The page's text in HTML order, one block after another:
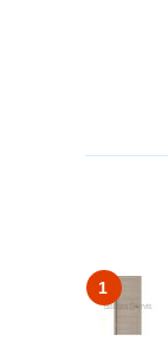
1